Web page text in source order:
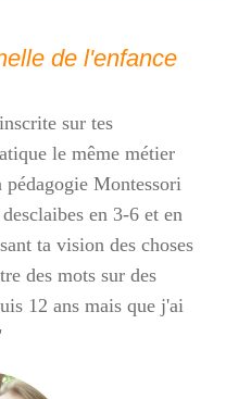
de l'enfance
sur tes
le même métier
Montessori
en 3-6 et en
ta vision des choses
des mots sur des
12 ans mais que j'ai